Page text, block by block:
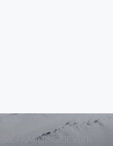
FAMILIE GRIESSER